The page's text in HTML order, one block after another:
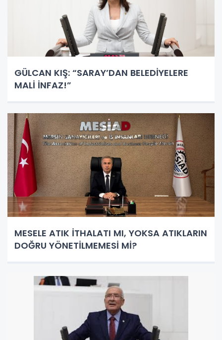
GÜLCAN KIŞ: “SARAY’DAN BELEDİYELERE
MALİ İNFAZ!”
MESELE ATIK İTHALATI MI, YOKSA ATIKLARIN
DOĞRU YÖNETİLMEMESİ Mİ?